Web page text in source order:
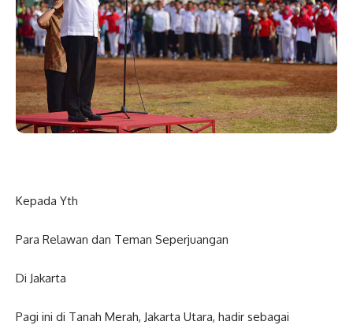
Kepada Yth
Para Relawan dan Teman Seperjuangan
Di Jakarta
Pagi ini di Tanah Merah, Jakarta Utara, hadir sebagai